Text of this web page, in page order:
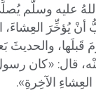
عليه وسلَّم
يُؤخِّرَ العِشاءَ،
قَبلَها، والحديثَ
قال: «كان
الآخِرةِ».